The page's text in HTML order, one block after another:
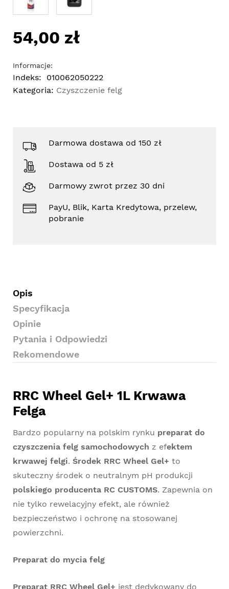
54,00 zł
Informacje:
Indeks:
010062050222
Kategoria: Czyszczenie felg
Darmowa dostawa od 150 zł
Dostawa od 5 zł
Darmowy zwrot przez 30 dni
PayU, Blik, Karta Kredytowa, przelew,
pobranie
Opis
Specyfikacja
Opinie
Pytania i Odpowiedzi
Rekomendowe
RRC Wheel Gel+ 1L Krwawa
Felga
Bardzo popularny na polskim rynku preparat do
czyszczenia felg samochodowych z efektem
krwawej felgi. Środek RRC Wheel Gel+ to
skuteczny środek o neutralnym pH produkcji
polskiego producenta RC CUSTOMS. Zapewnia on
nie tylko rewelacyjny efekt, ale również
bezpieczeństwo i ochronę na stosowanej
powierzchni.
Preparat do mycia felg
Preparat RRC Wheel Gel+ jest dedykowany do